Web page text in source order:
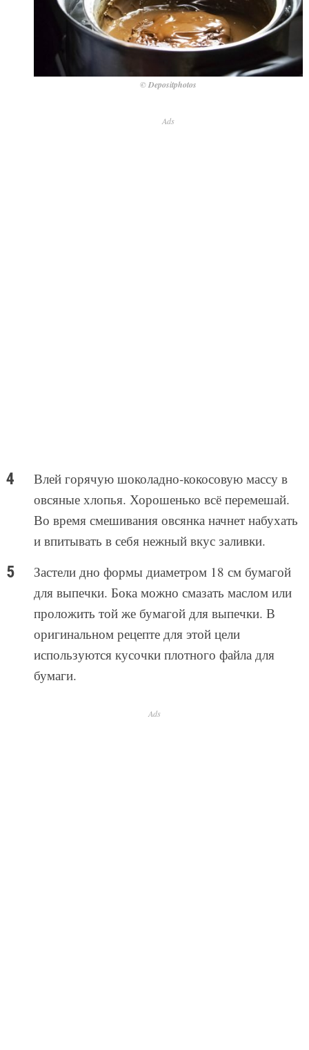
© Depositphotos
Ads
Влей горячую шоколадно-кокосовую массу в
овсяные хлопья. Хорошенько всё перемешай.
Во время смешивания овсянка начнет набухать
и впитывать в себя нежный вкус заливки.
Застели дно формы диаметром 18 см бумагой
для выпечки. Бока можно смазать маслом или
проложить той же бумагой для выпечки. В
оригинальном рецепте для этой цели
используются кусочки плотного файла для
бумаги.
Ads